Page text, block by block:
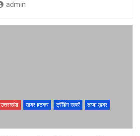
admin
उत्तराखंड खबर हटकर ट्रेंडिंग खबरें
ताज़ा ख़बर